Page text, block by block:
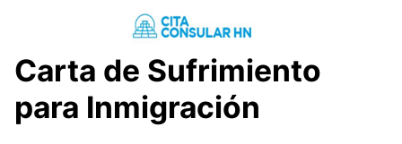
Carta de Sufrimiento
para Inmigración